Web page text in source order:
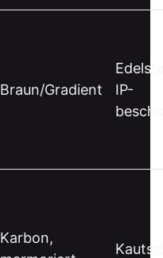
Braun/Gradient
IP-
Karbon,